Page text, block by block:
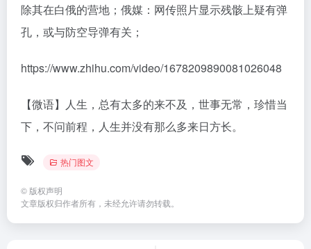
除其在白俄的营地；俄媒：网传照片显示残骸上疑有弹
孔，或与防空导弹有关；
https://www.zhihu.com/video/1678209890081026048
【微语】人生，总有太多的来不及，世事无常，珍惜当
下，不问前程，人生并没有那么多来日方长。
热门图文
© 版权声明
文章版权归作者所有，未经允许请勿转载。